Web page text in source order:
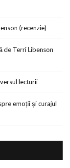
(recenzie)
de Terri Libenson
lecturii
emoții și curajul